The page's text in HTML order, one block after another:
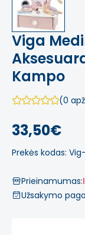
Viga
Kampo
(0
33,50€
Prekės kodas:
Prieinamumas:
Užsakymo